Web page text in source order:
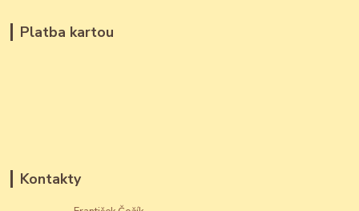
Platba kartou
Kontakty